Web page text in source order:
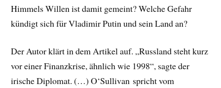
Himmels Willen ist damit gemeint? Welche Gefahr
kündigt sich für Vladimir Putin und sein Land an?
Der Autor klärt in dem Artikel auf. „Russland steht kurz
vor einer Finanzkrise, ähnlich wie 1998“, sagte der
irische Diplomat. (…) O‘Sullivan spricht vom